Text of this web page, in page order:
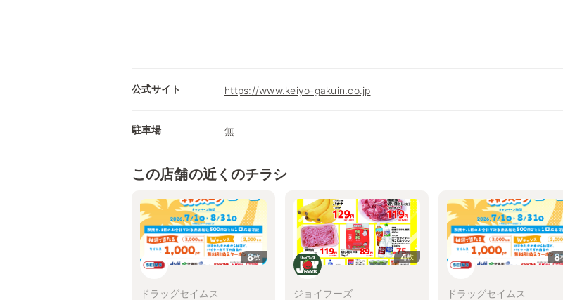
公式サイト https://www.keiyo-gakuin.co.jp
駐車場 無
この店舗の近くのチラシ
8枚
ドラッグセイムス
4枚
ジョイフーズ
8
ドラッグセイムス